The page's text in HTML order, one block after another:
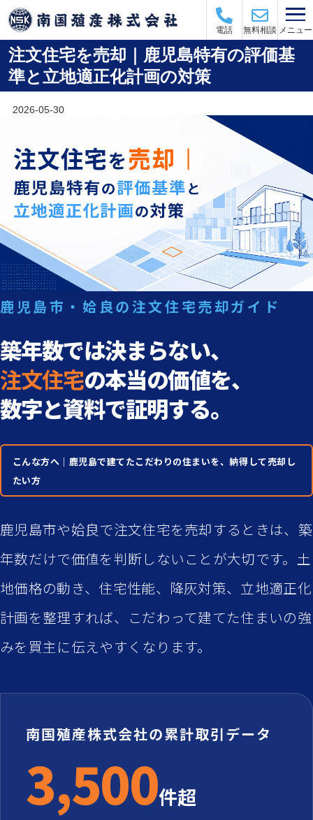
電話 無料相談 メニュー
注文住宅を売却｜鹿児島特有の評価基
準と立地適正化計画の対策
2026-05-30
鹿児島市・姶良の注文住宅売却ガイド
築年数では決まらない、
注文住宅の本当の価値を、
数字と資料で証明する。
こんな方へ｜鹿児島で建てたこだわりの住まいを、納得して売却し
たい方
鹿児島市や姶良で注文住宅を売却するときは、築
年数だけで価値を判断しないことが大切です。土
地価格の動き、住宅性能、降灰対策、立地適正化
計画を整理すれば、こだわって建てた住まいの強
みを買主に伝えやすくなります。
南国殖産株式会社の累計取引データ
3,500件超